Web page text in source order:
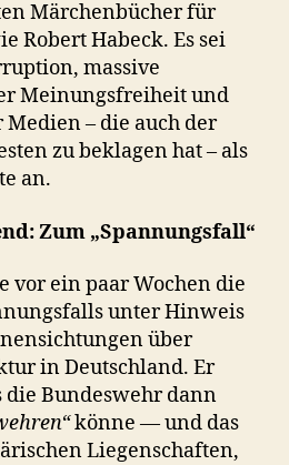
Märchenbücher für
Robert Habeck. Es sei
massive
Meinungsfreiheit und
– die auch der
zu beklagen hat – als
an.
Zum „Spannungsfall“
vor ein paar Wochen die
unter Hinweis
über
in Deutschland. Er
die Bundeswehr dann
könne — und das
Liegenschaften,